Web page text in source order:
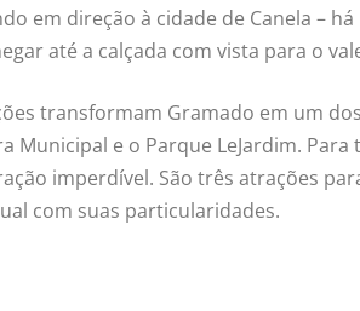
em direção à cidade de Canela –
até a calçada com vista para o
transformam Gramado em um
Municipal e o Parque LeJardim.
imperdível. São três atrações
com suas particularidades.